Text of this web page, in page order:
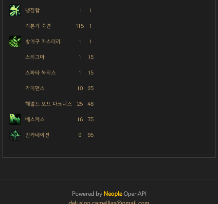
냉정함 1 1
기본기 숙련 115 1
방어구 마스터리 1 1
스티그마 1 15
스파타 녹티스 1 15
가이던스 10 25
헤럴드 오브 다크니스 25 48
베스퍼스 16 75
인카네이션 9 95
Powered by NeopleOpenAPI